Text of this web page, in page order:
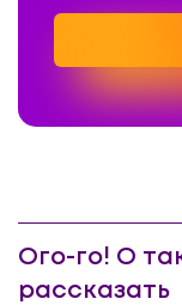
Ого-го! О
рассказать